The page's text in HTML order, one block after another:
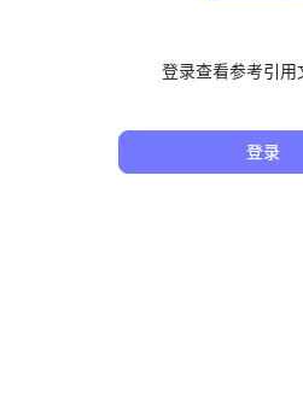
登录查看参考引用
登录